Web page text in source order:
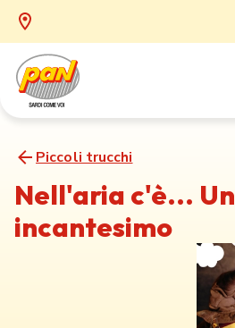
Piccoli trucchi
Nell'aria c'è... Un
incantesimo